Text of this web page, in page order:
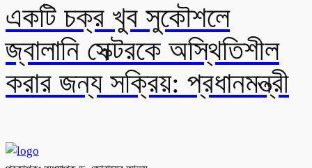
একটি চক্র খুব সুকৌশলে
জ্বালানি সেক্টরকে অস্থিতিশীল
করার জন্য সক্রিয়: প্রধানমন্ত্রী